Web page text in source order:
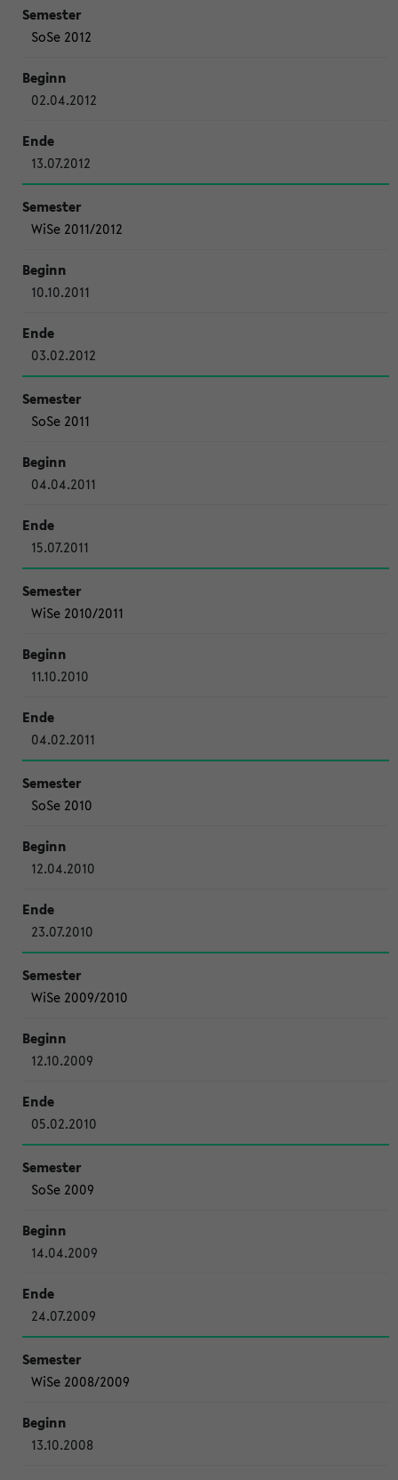
SoSe 2012
02.04.2012
13.07.2012
WiSe 2011/2012
10.10.2011
03.02.2012
SoSe 2011
04.04.2011
15.07.2011
WiSe 2010/2011
11.10.2010
04.02.2011
SoSe 2010
12.04.2010
23.07.2010
WiSe 2009/2010
12.10.2009
05.02.2010
SoSe 2009
14.04.2009
24.07.2009
WiSe 2008/2009
13.10.2008